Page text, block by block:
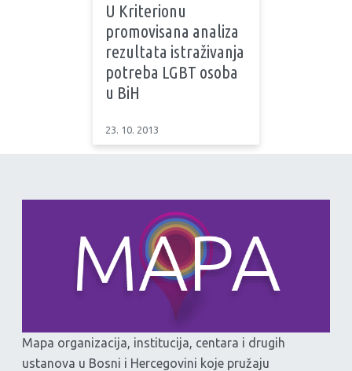
U Kriterionu
promovisana analiza
rezultata istraživanja
potreba LGBT osoba
u BiH
23. 10. 2013
Mapa organizacija, institucija, centara i drugih
ustanova u Bosni i Hercegovini koje pružaju